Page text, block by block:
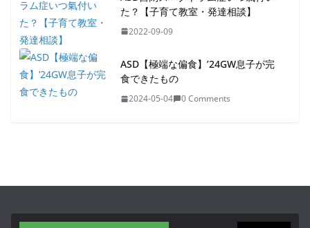
た？【子育て教室・発達相談】
2022-09-09
ASD【極端な偏食】’24GW息子が完
食できたもの
2024-05-04 0 Comments